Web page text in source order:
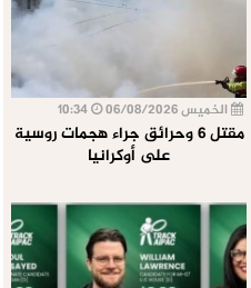
الخميس 06/08/2026
مقتل 6 وحرائق جراء هجمات روسية
على أوكرانيا